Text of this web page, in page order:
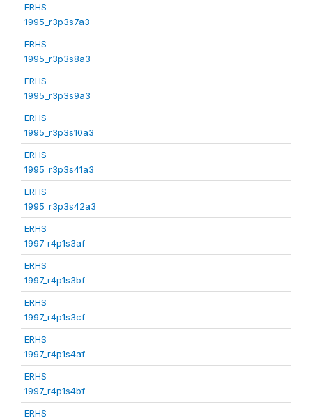
ERHS
1995_r3p3s7a3
ERHS
1995_r3p3s8a3
ERHS
1995_r3p3s9a3
ERHS
1995_r3p3s10a3
ERHS
1995_r3p3s41a3
ERHS
1995_r3p3s42a3
ERHS
1997_r4p1s3af
ERHS
1997_r4p1s3bf
ERHS
1997_r4p1s3cf
ERHS
1997_r4p1s4af
ERHS
1997_r4p1s4bf
ERHS